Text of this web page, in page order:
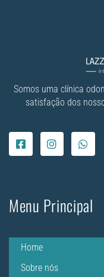
Somos uma clínica
satisfação dos
Menu Principal
Home
Sobre nós